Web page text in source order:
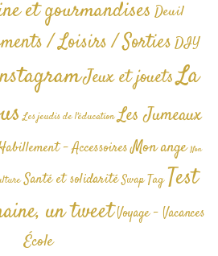
et gourmandises Deuil
/ Loisirs / SortiesDIY
Jeux et jouetsLa
Les jeudis de l'éducation Les Jumeaux
- AccessoiresMon ange Non
Santé et solidarité Swap TagTest
un tweetVoyage - Vacances
École